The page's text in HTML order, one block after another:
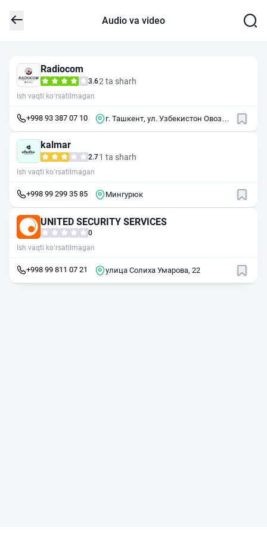
Audio va video
Radiocom
3.62 ta sharh
Ish vaqti ko‘rsatilmagan
+998 93 387 07 10
г. Ташкент, ул. Узбекистон Овози,
kalmar
2.71 ta sharh
Ish vaqti ko‘rsatilmagan
+998 99 299 35 85 Мингурюк
UNITED SECURITY SERVICES
0
Ish vaqti ko‘rsatilmagan
+998 99 811 07 21 улица Солиха Умарова, 22